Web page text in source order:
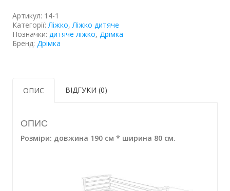
Артикул: 14-1
Категорії: Ліжко, Ліжко дитяче
Позначки: дитяче ліжко, Дрімка
Бренд: Дрімка
ОПИС ВІДГУКИ (0)
ОПИС
Розміри: довжина 190 см * ширина 80 см.